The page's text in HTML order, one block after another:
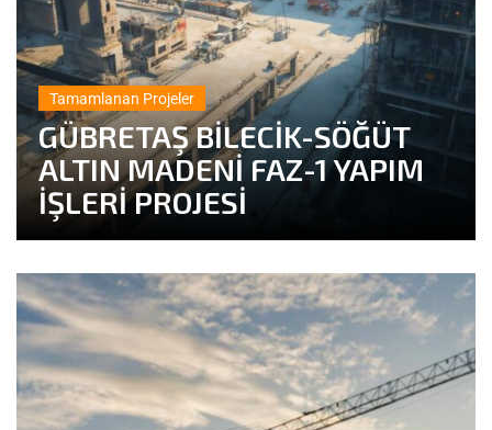
Tamamlanan Projeler
GÜBRETAŞ BİLECİK-SÖĞÜT
ALTIN MADENİ FAZ-1 YAPIM
İŞLERİ PROJESİ